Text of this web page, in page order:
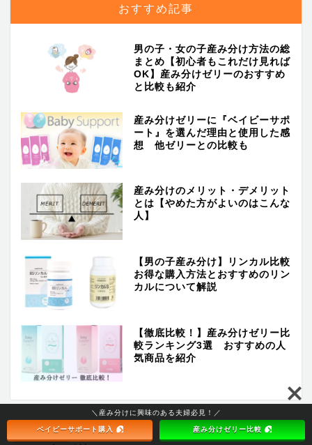
おすすめ記事
男の子・女の子産み分け方法の総
まとめ【初心者もこれだけ見れば
OK】産み分けゼリーのおすすめ
と比較も紹介
産み分けゼリーに『ベイビーサポ
ート』を選んだ理由と使用した感
想 他ゼリーとの比較も
産み分けのメリット・デメリット
とは【やめた方がよいのはこんな
人】
【男の子産み分け】リンカル比較
お得な購入方法とおすすめのリン
カルについて解説
【徹底比較！】産み分けゼリー比
較ランキング3選 おすすめの人
気商品を紹介
＼産み分けに興味のある夫婦必見！／
ベイビーサポート購入
産み分けゼリー比較